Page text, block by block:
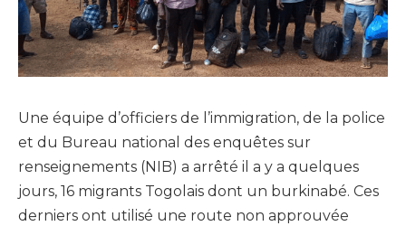
Une équipe d’officiers de l’immigration, de la police
et du Bureau national des enquêtes sur
renseignements (NIB) a arrêté il a y a quelques
jours, 16 migrants Togolais dont un burkinabé. Ces
derniers ont utilisé une route non approuvée